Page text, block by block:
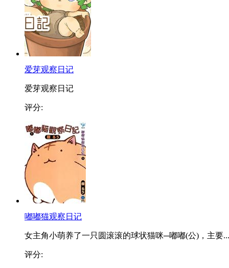
爱芽观察日记
爱芽观察日记
评分:
嘟嘟猫观察日记
女主角小萌养了一只圆滚滚的球状猫咪─嘟嘟(公)，主要...
评分: